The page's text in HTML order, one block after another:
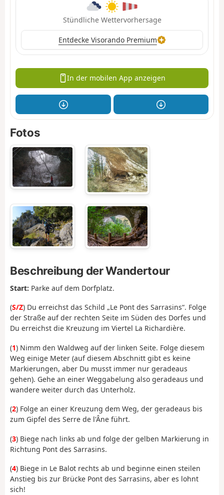
Stündliche Wettervorhersage
Entdecke Visorando Premium
In der mobilen App anzeigen
Fotos
Beschreibung der Wandertour
Start: Parke auf dem Dorfplatz.
(S/Z) Du erreichst das Schild „Le Pont des Sarrasins“. Folge
der Straße auf der rechten Seite im Süden des Dorfes und
Du erreichst die Kreuzung im Viertel La Richardière.
(1) Nimm den Waldweg auf der linken Seite. Folge diesem
Weg einige Meter (auf diesem Abschnitt gibt es keine
Markierungen, aber Du musst immer nur geradeaus
gehen). Gehe an einer Weggabelung also geradeaus und
wandere weiter durch das Unterholz.
(2) Folge an einer Kreuzung dem Weg, der geradeaus bis
zum Gipfel des Serre de l'Âne führt.
(3) Biege nach links ab und folge der gelben Markierung in
Richtung Pont des Sarrasins.
(4) Biege in Le Balot rechts ab und beginne einen steilen
Anstieg bis zur Brücke Pont des Sarrasins, aber es lohnt
sich!